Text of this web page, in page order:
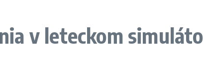
v leteckom